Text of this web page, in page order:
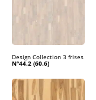
Design Collection 3 frises
N°44.2 (60.6)